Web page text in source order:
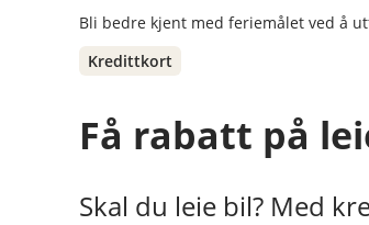
Bli bedre kjent med feriemålet ved å
Kredittkort
Få rabatt på
Skal du leie bil? Med